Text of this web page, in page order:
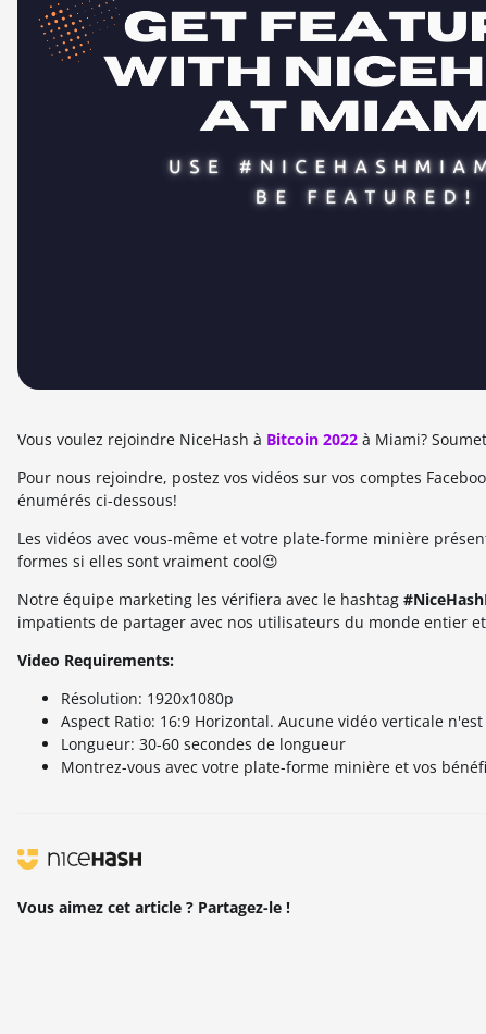
Vous voulez rejoindre NiceHash à Bitcoin 2022 à Miami?
Pour nous rejoindre, postez vos vidéos sur vos comptes
énumérés ci-dessous!
Les vidéos avec vous-même et votre plate-forme minière
formes si elles sont vraiment cool😉
Notre équipe marketing les vérifiera avec le hashtag
impatients de partager avec nos utilisateurs du monde entier
Video Requirements:
Résolution: 1920x1080p
Aspect Ratio: 16:9 Horizontal. Aucune vidéo verticale
Longueur: 30-60 secondes de longueur
Montrez-vous avec votre plate-forme minière et vos
Vous aimez cet article ? Partagez-le !